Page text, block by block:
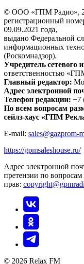
© ООО «ГПМ Радио»,
регистрационный
09.09.2021 года,
выдано Федеральной
информационных
(Роскомнадзор).
Учредитель сетевого
ответственностью
Главный редактор:
Адрес электронной
Телефон редакции: +7
По всем вопросам
сейлз-хаус «ГПМ
E-mail: sales@gazprom-
https://gpmsaleshouse.ru/
Адрес электронной
претензии по
прав:
© 2026 Relax FM